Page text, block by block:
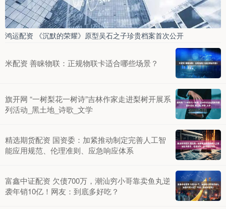
鸿运配资 《沉默的荣耀》原型吴石之子珍贵档案首次公开
米配资 善睐物联：正规物联卡适合哪些场景？
旗开网 “一树梨花一树诗”吉林作家走进梨树开展系
列活动_黑土地_诗歌_文学
精选期货配资 国资委：加紧推动制定完善人工智
能应用规范、伦理准则、应急响应体系
富鑫中证配资 欠债700万，潮汕穷小哥靠卖鱼丸逆
袭年销10亿！网友：到底多好吃？